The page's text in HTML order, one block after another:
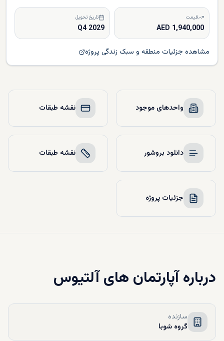
قیمت
1,940,000 AED
تاریخ تحویل
Q4 2029
مشاهده جزئیات منطقه و سبک زندگی پروژه
واحدهای موجود نقشه طبقات
دانلود بروشور نقشه طبقات
جزئیات پروژه
دربارهآپارتمان های آلتیوس
سازنده
گروه شوبا